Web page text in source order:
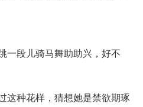
段儿骑马舞助助兴，好不
种花样，猜想她是禁欲期琢